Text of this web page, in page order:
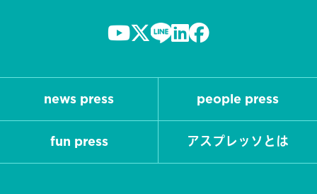
news press people press
fun press アスプレッソとは